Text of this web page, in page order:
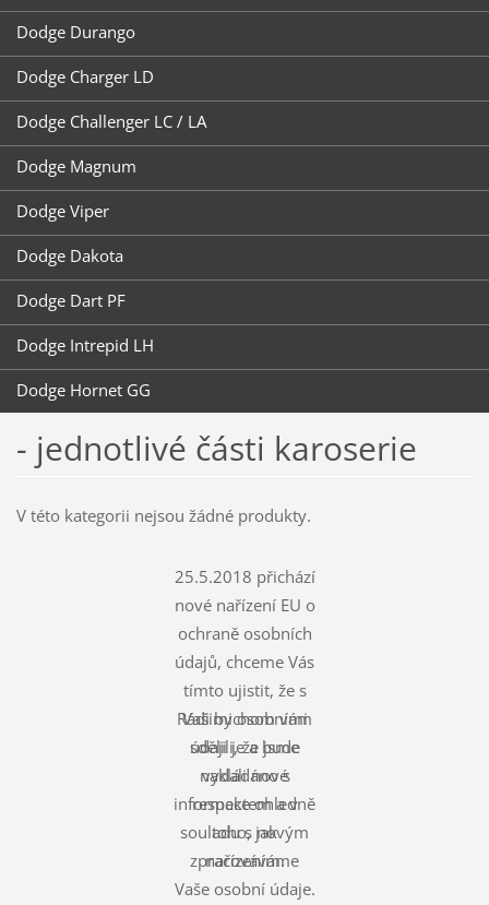
Dodge Durango
Dodge Charger LD
Dodge Challenger LC / LA
Dodge Magnum
Dodge Viper
Dodge Dakota
Dodge Dart PF
Dodge Intrepid LH
Dodge Hornet GG
- jednotlivé části karoserie
V této kategorii nejsou žádné produkty.
25.5.2018 přichází
nové nařízení EU o
ochraně osobních
údajů, chceme Vás
tímto ujistit, že s
Vašimi osobními
údaji je a bude
nakládáno s
respektem a v
souladu s novým
nařízením.
Rádi bychom vám
sdělili, že jsme
vydali nové
informace ohledně
toho, jak
zpracováváme
Vaše osobní údaje.